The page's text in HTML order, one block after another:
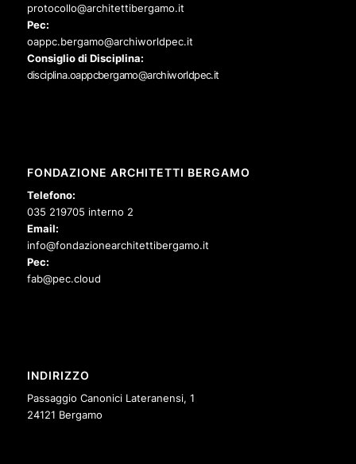
protocollo@architettibergamo.it
Pec:
oappc.bergamo@archiworldpec.it
Consiglio di Disciplina:
disciplina.oappcbergamo@archiworldpec.it
FONDAZIONE ARCHITETTI BERGAMO
Telefono:
035 219705 interno 2
Email:
info@fondazionearchitettibergamo.it
Pec:
fab@pec.cloud
INDIRIZZO
Passaggio Canonici Lateranensi, 1
24121 Bergamo